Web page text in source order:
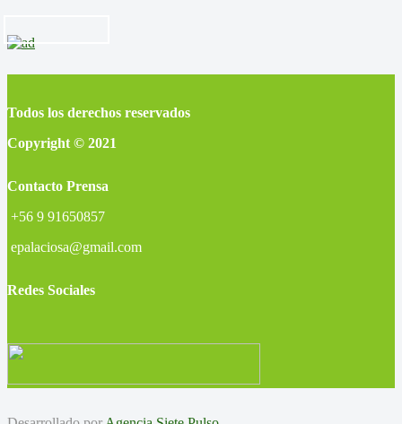
Todos los derechos reservados
Copyright © 2021
Contacto Prensa
+56 9 91650857
epalaciosa@gmail.com
Redes Sociales